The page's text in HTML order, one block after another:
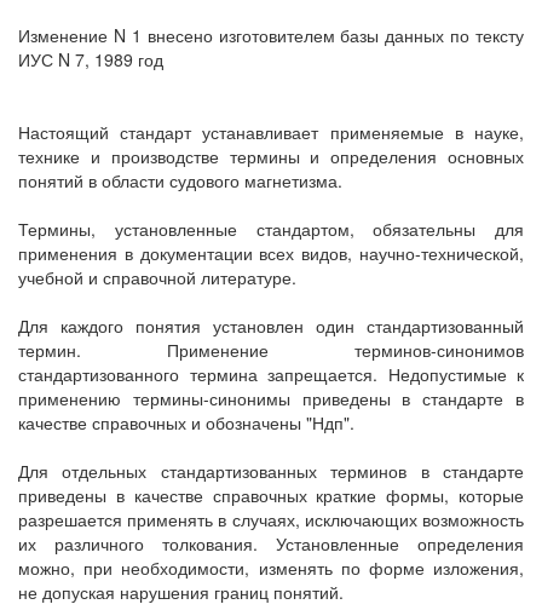
Изменение N 1 внесено изготовителем базы данных по тексту
ИУС N 7, 1989 год
Настоящий стандарт устанавливает применяемые в науке,
технике и производстве термины и определения основных
понятий в области судового магнетизма.
Термины, установленные стандартом, обязательны для
применения в документации всех видов, научно-технической,
учебной и справочной литературе.
Для каждого понятия установлен один стандартизованный
термин. Применение терминов-синонимов
стандартизованного термина запрещается. Недопустимые к
применению термины-синонимы приведены в стандарте в
качестве справочных и обозначены "Ндп".
Для отдельных стандартизованных терминов в стандарте
приведены в качестве справочных краткие формы, которые
разрешается применять в случаях, исключающих возможность
их различного толкования. Установленные определения
можно, при необходимости, изменять по форме изложения,
не допуская нарушения границ понятий.